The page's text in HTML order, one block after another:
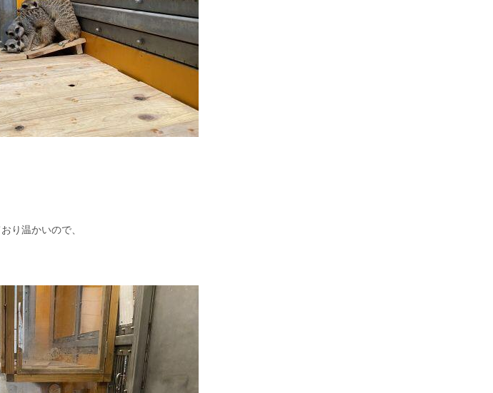
り温かいので、